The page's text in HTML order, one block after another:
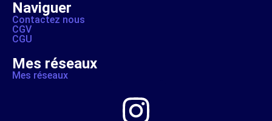
Naviguer
Contactez nous
CGV
CGU
Mes réseaux
Mes réseaux